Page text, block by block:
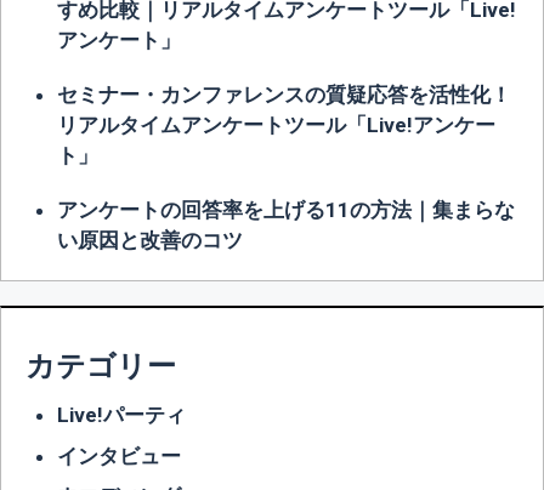
すめ比較｜リアルタイムアンケートツール「Live!
アンケート」
セミナー・カンファレンスの質疑応答を活性化！
リアルタイムアンケートツール「Live!アンケー
ト」
アンケートの回答率を上げる11の方法｜集まらな
い原因と改善のコツ
カテゴリー
Live!パーティ
インタビュー